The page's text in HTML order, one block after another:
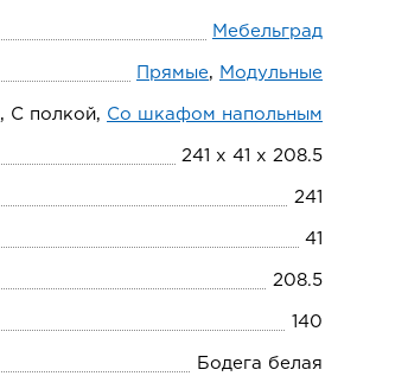
Мебельград
Прямые, Модульные
, С полкой, Со шкафом напольным
241 х 41 х 208.5
241
41
208.5
140
Бодега белая